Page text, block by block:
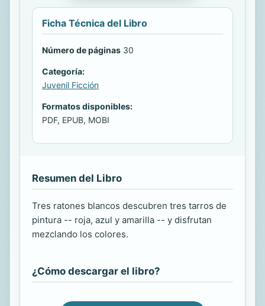
Ficha Técnica del Libro
Número de páginas 30
Categoría:
Juvenil Ficción
Formatos disponibles:
PDF, EPUB, MOBI
Resumen del Libro
Tres ratones blancos descubren tres tarros de
pintura -- roja, azul y amarilla -- y disfrutan
mezclando los colores.
¿Cómo descargar el libro?